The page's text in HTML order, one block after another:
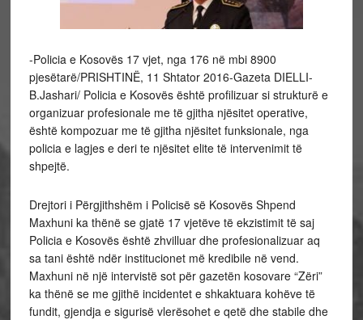
-Policia e Kosovës 17 vjet, nga 176 në mbi 8900
pjesëtarë/PRISHTINË, 11 Shtator 2016-Gazeta DIELLI-
B.Jashari/ Policia e Kosovës është profilizuar si strukturë e
organizuar profesionale me të gjitha njësitet operative,
është kompozuar me të gjitha njësitet funksionale, nga
policia e lagjes e deri te njësitet elite të intervenimit të
shpejtë.
Drejtori i Përgjithshëm i Policisë së Kosovës Shpend
Maxhuni ka thënë se gjatë 17 vjetëve të ekzistimit të saj
Policia e Kosovës është zhvilluar dhe profesionalizuar aq
sa tani është ndër institucionet më kredibile në vend.
Maxhuni në një intervistë sot për gazetën kosovare “Zëri”
ka thënë se me gjithë incidentet e shkaktuara kohëve të
fundit, gjendja e sigurisë vlerësohet e qetë dhe stabile dhe